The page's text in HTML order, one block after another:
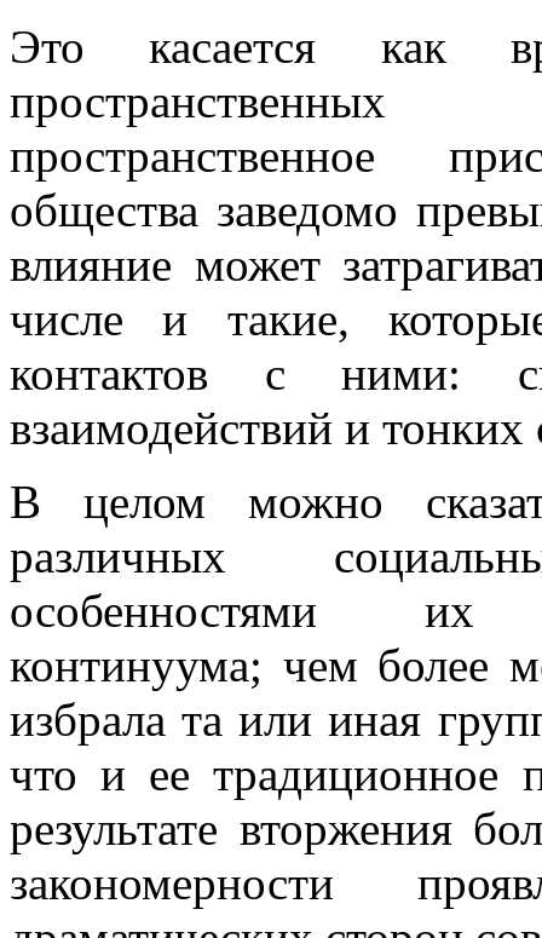
Это касается как
пространственное
общества заведомо
влияние может
числе и такие,
контактов с ними:
взаимодействий и
В целом можно
различных
особенностями их
континуума; чем более
избрала та или иная
что и ее традиционное
результате вторжения
закономерности